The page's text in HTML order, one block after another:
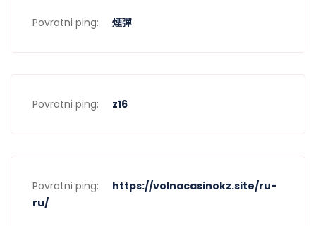
Povratni ping: 煙彈
Povratni ping: z16
Povratni ping:
https://volnacasinokz.site/ru-
ru/